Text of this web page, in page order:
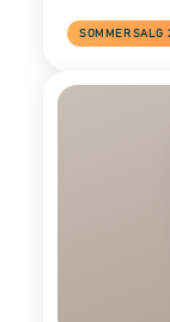
SOMMERSALG